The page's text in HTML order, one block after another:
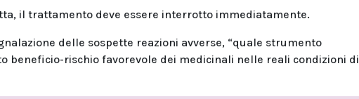
il trattamento deve essere interrotto immediatamente.
delle sospette reazioni avverse, “quale strumento
beneficio-rischio favorevole dei medicinali nelle reali condizioni di